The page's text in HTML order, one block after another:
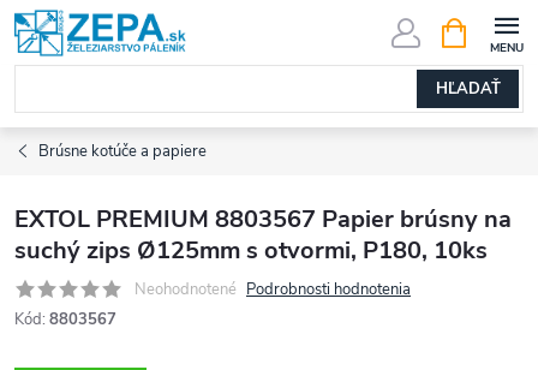
Prejsť
na
obsah
HĽADAŤ
KOŠÍK
Brúsne kotúče a papiere
EXTOL PREMIUM 8803567 Papier brúsny na
suchý zips Ø125mm s otvormi, P180, 10ks
Neohodnotené Podrobnosti hodnotenia
Kód: 8803567